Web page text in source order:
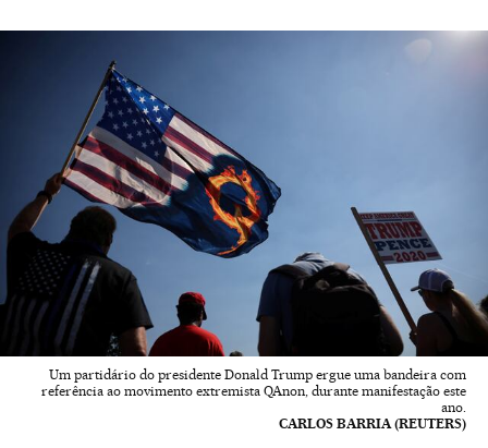
Um partidário do presidente Donald Trump ergue uma bandeira com
referência ao movimento extremista QAnon, durante manifestação este
ano.
CARLOS BARRIA (REUTERS)